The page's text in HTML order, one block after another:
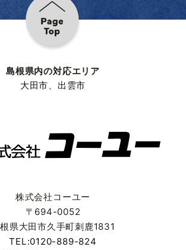
島根県内の対応エリア
大田市、 出雲市
株式会社コーユー
〒694-0052
県大田市久手町刺鹿1831
TEL:0120-889-824